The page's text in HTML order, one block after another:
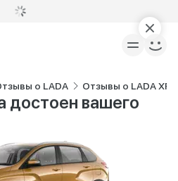
о LADA Отзывы о LADA
достоен вашего